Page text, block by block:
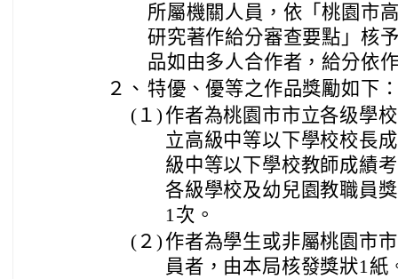
所屬機關人員，依「桃園市
研究著作給分審查要點」核
品如由多人合作者，給分依
２、 特優、優等之作品獎勵如下
(１) 作者為桃園市市立各级學
立高級中等以下學校校長
級中等以下學校教師成績
各級學校及幼兒園教職員
1次。
(２) 作者為學生或非屬桃園市
員者，由本局核發獎狀1紙